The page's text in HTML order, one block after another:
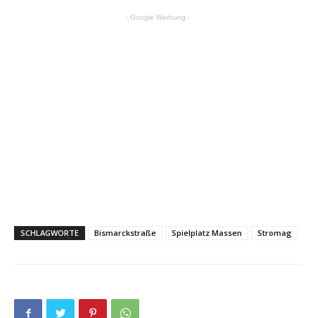
- Google Werbung -
SCHLAGWORTE Bismarckstraße Spielplatz Massen Stromag